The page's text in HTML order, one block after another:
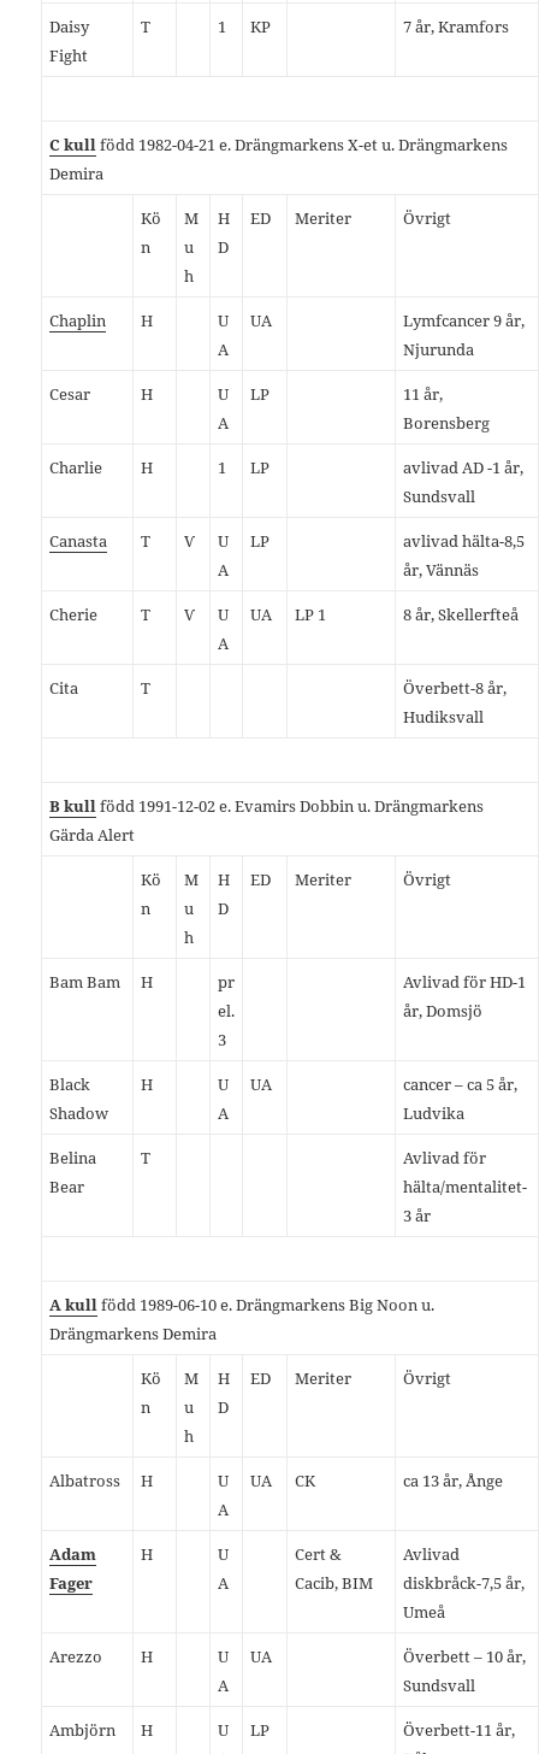
Daisy
Fight
T 1 KP 7 år, Kramfors
C kullfödd 1982-04-21 e. Drängmarkens X-et u. Drängmarkens
Demira
Kö
n
M
u
h
H
D
ED Meriter Övrigt
Chaplin H
U
A
UA
Lymfcancer 9 år,
Njurunda
Cesar H
U
A
LP
11 år,
Borensberg
Charlie H 1 LP
avlivad AD -1 år,
Sundsvall
Canasta T Ѵ
U
A
LP
avlivad hälta-8,5
år, Vännäs
Cherie T Ѵ
U
A
UA LP 1 8 år, Skellerfteå
Cita T
Överbett-8 år,
Hudiksvall
B kullfödd 1991-12-02 e. Evamirs Dobbin u. Drängmarkens
Gärda Alert
Kö
n
M
u
h
H
D
ED Meriter Övrigt
Bam Bam H
pr
el.
3
Avlivad för HD-1
år, Domsjö
Black
Shadow
H
U
A
UA
cancer – ca 5 år,
Ludvika
Belina
Bear
T
Avlivad för
hälta/mentalitet-
3 år
A kullfödd 1989-06-10 e. Drängmarkens Big Noon u.
Drängmarkens Demira
Kö
n
M
u
h
H
D
ED Meriter Övrigt
Albatross H
U
A
UA CK ca 13 år, Ånge
Adam
Fager
H
U
A
Cert &
Cacib, BIM
Avlivad
diskbråck-7,5 år,
Umeå
Arezzo H
U
A
UA
Överbett – 10 år,
Sundsvall
Ambjörn H
U
LP
Överbett-11 år,